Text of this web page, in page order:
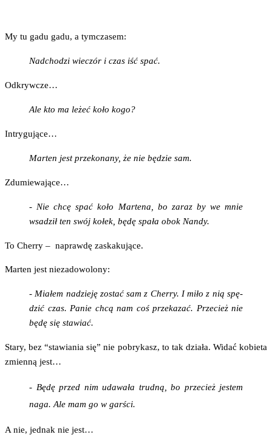
My tu gadu gadu, a tymczasem:
Nad­cho­dzi wie­czór i czas iść spać.
Odkryw­cze…
Ale kto ma leżeć koło kogo?
Intry­gu­ją­ce…
Mar­ten jest prze­ko­na­ny, że nie będzie sam.
Zdu­mie­wa­ją­ce…
- Nie chcę spać koło Mar­te­na, bo zaraz by we mnie
wsa­dził ten swój kołek, będę spa­ła obok Nandy.
To Cher­ry – napraw­dę zaskakujące.
Mar­ten jest niezadowolony:
- Mia­łem nadzie­ję zostać sam z Cher­ry. I miło z nią spę­
dzić czas. Panie chcą nam coś prze­ka­zać. Prze­cież nie
będę się stawiać.
Sta­ry, bez “sta­wia­nia się” nie pobry­kasz, to tak dzia­ła. Widać kobie­ta
zmien­ną jest…
- Będę przed nim uda­wa­ła trud­ną, bo prze­cież jestem
naga. Ale mam go w garści.
A nie, jed­nak nie jest…